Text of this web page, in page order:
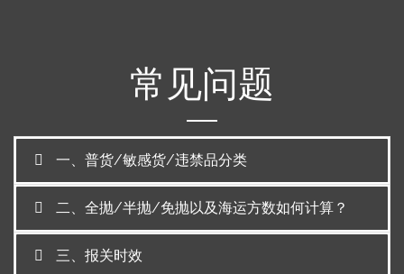
常见问题
一、普货/敏感货/违禁品分类
二、全抛/半抛/免抛以及海运方数如何计算？
三、报关时效